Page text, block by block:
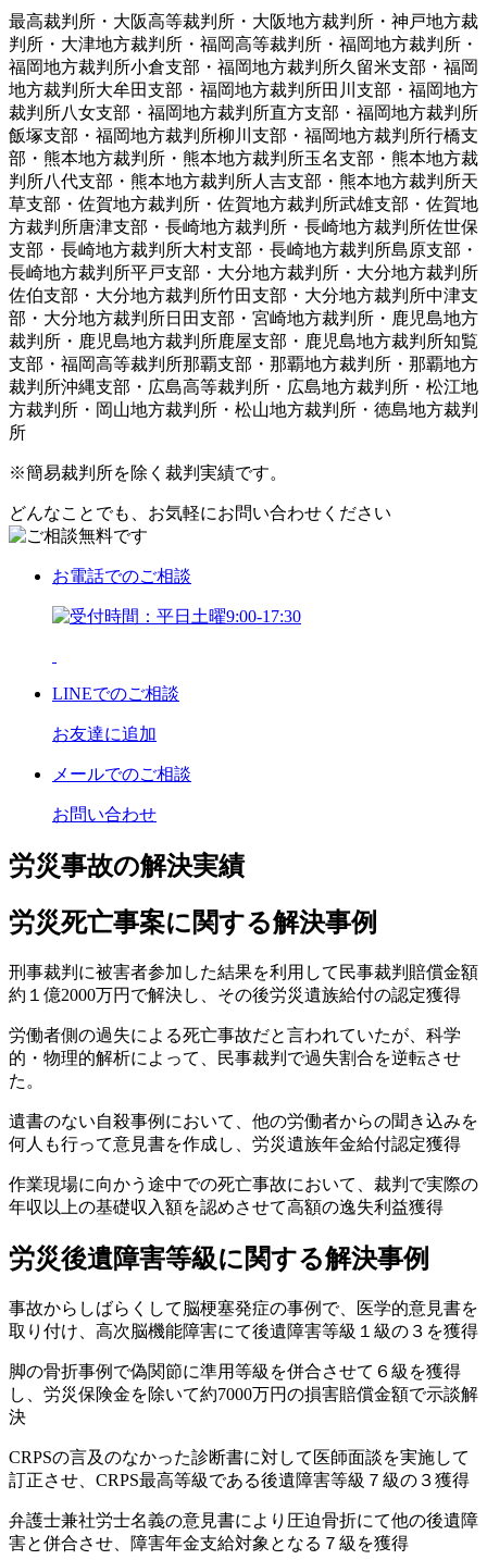
最高裁判所・大阪高等裁判所・大阪地方裁判所・神戸地方裁
判所・大津地方裁判所・福岡高等裁判所・福岡地方裁判所・
福岡地方裁判所小倉支部・福岡地方裁判所久留米支部・福岡
地方裁判所大牟田支部・福岡地方裁判所田川支部・福岡地方
裁判所八女支部・福岡地方裁判所直方支部・福岡地方裁判所
飯塚支部・福岡地方裁判所柳川支部・福岡地方裁判所行橋支
部・熊本地方裁判所・熊本地方裁判所玉名支部・熊本地方裁
判所八代支部・熊本地方裁判所人吉支部・熊本地方裁判所天
草支部・佐賀地方裁判所・佐賀地方裁判所武雄支部・佐賀地
方裁判所唐津支部・長崎地方裁判所・長崎地方裁判所佐世保
支部・長崎地方裁判所大村支部・長崎地方裁判所島原支部・
長崎地方裁判所平戸支部・大分地方裁判所・大分地方裁判所
佐伯支部・大分地方裁判所竹田支部・大分地方裁判所中津支
部・大分地方裁判所日田支部・宮崎地方裁判所・鹿児島地方
裁判所・鹿児島地方裁判所鹿屋支部・鹿児島地方裁判所知覧
支部・福岡高等裁判所那覇支部・那覇地方裁判所・那覇地方
裁判所沖縄支部・広島高等裁判所・広島地方裁判所・松江地
方裁判所・岡山地方裁判所・松山地方裁判所・徳島地方裁判
所
※簡易裁判所を除く裁判実績です。
どんなことでも、お気軽にお問い合わせください
お電話でのご相談
LINEでのご相談
お友達に追加
メールでのご相談
お問い合わせ
労災事故の解決実績
労災死亡事案に関する解決事例
刑事裁判に被害者参加した結果を利用して民事裁判賠償金額
約１億2000万円で解決し、その後労災遺族給付の認定獲得
労働者側の過失による死亡事故だと言われていたが、科学
的・物理的解析によって、民事裁判で過失割合を逆転させ
た。
遺書のない自殺事例において、他の労働者からの聞き込みを
何人も行って意見書を作成し、労災遺族年金給付認定獲得
作業現場に向かう途中での死亡事故において、裁判で実際の
年収以上の基礎収入額を認めさせて高額の逸失利益獲得
労災後遺障害等級に関する解決事例
事故からしばらくして脳梗塞発症の事例で、医学的意見書を
取り付け、高次脳機能障害にて後遺障害等級１級の３を獲得
脚の骨折事例で偽関節に準用等級を併合させて６級を獲得
し、労災保険金を除いて約7000万円の損害賠償金額で示談解
決
CRPSの言及のなかった診断書に対して医師面談を実施して
訂正させ、CRPS最高等級である後遺障害等級７級の３獲得
弁護士兼社労士名義の意見書により圧迫骨折にて他の後遺障
害と併合させ、障害年金支給対象となる７級を獲得